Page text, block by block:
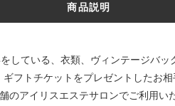
商品説明
している、衣類、ヴィンテージバ
フトチケットをプレゼントしたお
のアイリスエステサロンでご利用